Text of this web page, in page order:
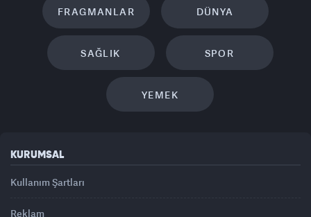
FRAGMANLAR DÜNYA
SAĞLIK SPOR
YEMEK
KURUMSAL
Kullanım Şartları
Reklam